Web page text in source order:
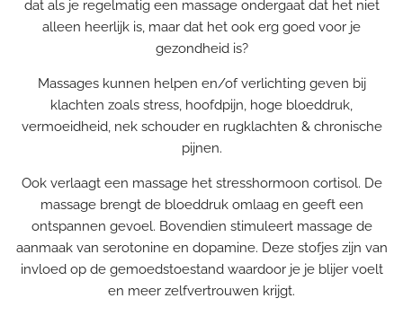
dat als je regelmatig een massage ondergaat dat het niet
alleen heerlijk is, maar dat het ook erg goed voor je
gezondheid is?
Massages kunnen helpen en/of verlichting geven bij
klachten zoals stress, hoofdpijn, hoge bloeddruk,
vermoeidheid, nek schouder en rugklachten & chronische
pijnen.
Ook verlaagt een massage het stresshormoon cortisol. De
massagebrengt de bloeddruk omlaag en geeft een
ontspannen gevoel. Bovendien stimuleert massage de
aanmaak van serotonine en dopamine. Deze stofjes zijn van
invloed op de gemoedstoestand waardoor je je blijer voelt
en meer zelfvertrouwen krijgt.